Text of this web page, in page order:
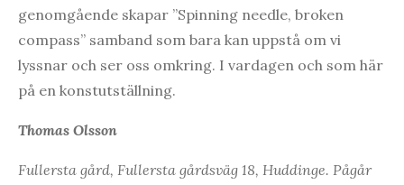
genomgående skapar ”Spinning needle, broken
compass” samband som bara kan uppstå om vi
lyssnar och ser oss omkring. I vardagen och som här
på en konstutställning.
Thomas Olsson
Fullersta gård, Fullersta gårdsväg 18, Huddinge. Pågår